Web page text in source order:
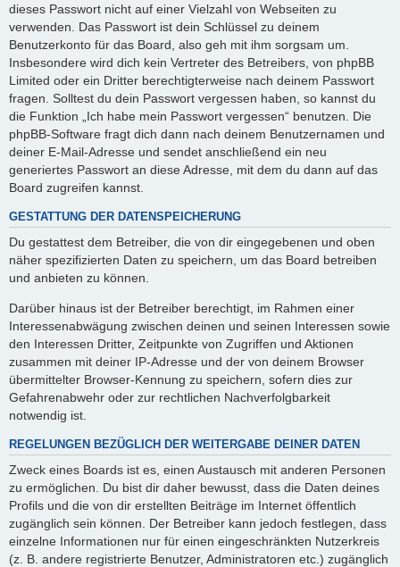
dieses Passwort nicht auf einer Vielzahl von Webseiten zu
verwenden. Das Passwort ist dein Schlüssel zu deinem
Benutzerkonto für das Board, also geh mit ihm sorgsam um.
Insbesondere wird dich kein Vertreter des Betreibers, von phpBB
Limited oder ein Dritter berechtigterweise nach deinem Passwort
fragen. Solltest du dein Passwort vergessen haben, so kannst du
die Funktion „Ich habe mein Passwort vergessen“ benutzen. Die
phpBB-Software fragt dich dann nach deinem Benutzernamen und
deiner E-Mail-Adresse und sendet anschließend ein neu
generiertes Passwort an diese Adresse, mit dem du dann auf das
Board zugreifen kannst.
GESTATTUNG DER DATENSPEICHERUNG
Du gestattest dem Betreiber, die von dir eingegebenen und oben
näher spezifizierten Daten zu speichern, um das Board betreiben
und anbieten zu können.
Darüber hinaus ist der Betreiber berechtigt, im Rahmen einer
Interessenabwägung zwischen deinen und seinen Interessen sowie
den Interessen Dritter, Zeitpunkte von Zugriffen und Aktionen
zusammen mit deiner IP-Adresse und der von deinem Browser
übermittelter Browser-Kennung zu speichern, sofern dies zur
Gefahrenabwehr oder zur rechtlichen Nachverfolgbarkeit
notwendig ist.
REGELUNGEN BEZÜGLICH DER WEITERGABE DEINER DATEN
Zweck eines Boards ist es, einen Austausch mit anderen Personen
zu ermöglichen. Du bist dir daher bewusst, dass die Daten deines
Profils und die von dir erstellten Beiträge im Internet öffentlich
zugänglich sein können. Der Betreiber kann jedoch festlegen, dass
einzelne Informationen nur für einen eingeschränkten Nutzerkreis
(z. B. andere registrierte Benutzer, Administratoren etc.) zugänglich